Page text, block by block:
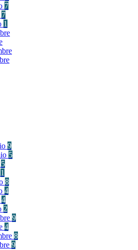
7
7
1
9
5
5
1
8
4
4
2
9
4
8
9